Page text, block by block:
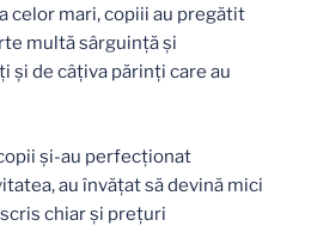
celor mari, copiii au pregătit
multă sârguință și
și de câțiva părinți care au
și-au perfecționat
au învățat să devină mici
chiar și prețuri